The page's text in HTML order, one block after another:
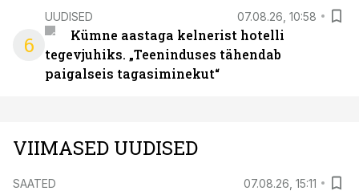
6
UUDISED 07.08.26, 10:58
Kümne aastaga kelnerist hotelli
tegevjuhiks. „Teeninduses tähendab
paigalseis tagasiminekut“
VIIMASED UUDISED
SAATED 07.08.26, 15:11